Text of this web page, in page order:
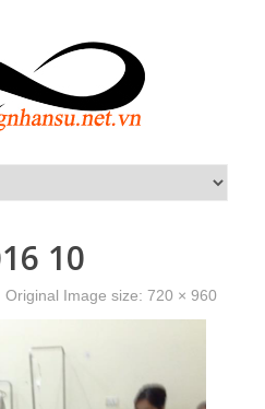
10
Original Image size: 720 × 960